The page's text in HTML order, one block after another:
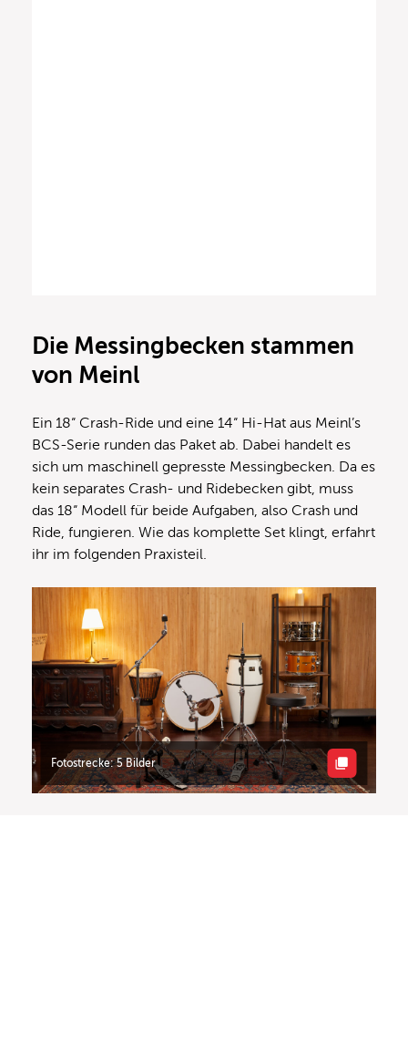
Die Messingbecken stammen
von Meinl
Ein 18“ Crash-Ride und eine 14“ Hi-Hat aus Meinl’s
BCS-Serie runden das Paket ab. Dabei handelt es
sich um maschinell gepresste Messingbecken. Da es
kein separates Crash- und Ridebecken gibt, muss
das 18“ Modell für beide Aufgaben, also Crash und
Ride, fungieren. Wie das komplette Set klingt, erfahrt
ihr im folgenden Praxisteil.
Fotostrecke: 5 Bilder